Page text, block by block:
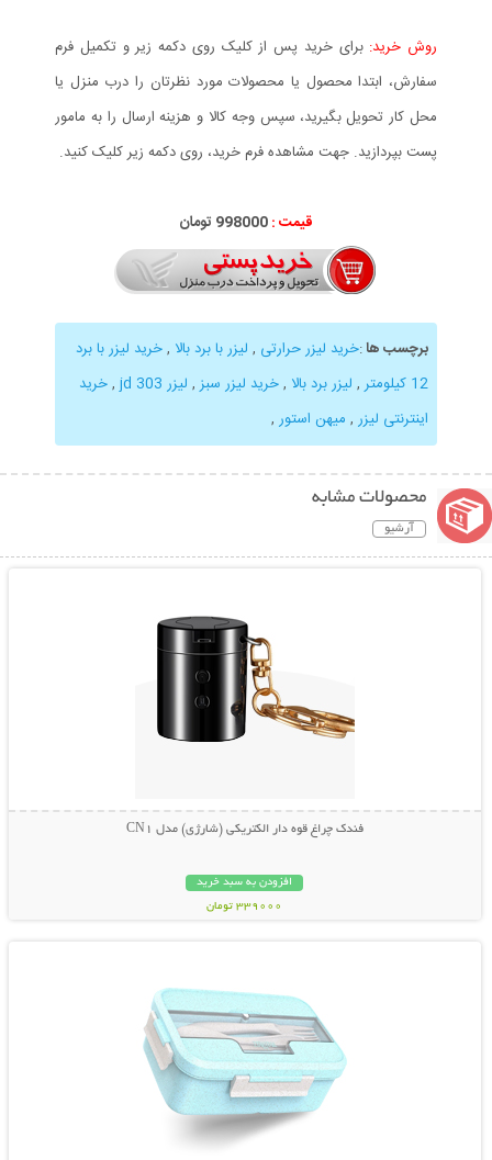
روش خرید: برای خرید پس از کلیک روی دکمه زیر و تکمیل فرم
سفارش، ابتدا محصول یا محصولات مورد نظرتان را درب منزل یا
محل کار تحویل بگیرید، سپس وجه کالا و هزینه ارسال را به مامور
پست بپردازید. جهت مشاهده فرم خرید، روی دکمه زیر کلیک کنید.
قیمت :998000 تومان
برچسب ها:خرید لیزر حرارتی , لیزر با برد بالا ,خرید لیزر با برد
12 کیلومتر
, لیزر برد بالا ,خرید لیزر سبز , لیزر jd 303 ,خرید
اینترنتی لیزر , میهن استور ,
محصولات مشابه
آرشیو
فندک چراغ قوه دار الکتریکی (شارژی) مدل CN1
افزودن به سبد خرید
339000 تومان
نمایش توضیحات بیشتر